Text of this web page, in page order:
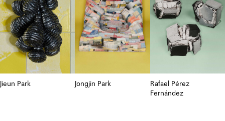
Jieun Park Jongjin Park
Rafael Pérez
Fernández